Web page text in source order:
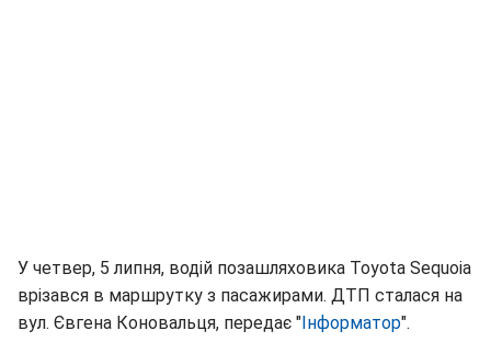
У четвер, 5 липня, водій позашляховика Toyota Sequoia
врізався в маршрутку з пасажирами. ДТП сталася на
вул. Євгена Коновальця, передає "Інформатор".